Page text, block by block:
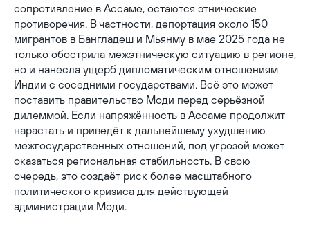
сопротивление в Ассаме, остаются этнические
противоречия. В частности, депортация около 150
мигрантов в Бангладеш и Мьянму в мае 2025 года не
только обострила межэтническую ситуацию в регионе,
но и нанесла ущерб дипломатическим отношениям
Индии с соседними государствами. Всё это может
поставить правительство Моди перед серьёзной
дилеммой. Если напряжённость в Ассаме продолжит
нарастать и приведёт к дальнейшему ухудшению
межгосударственных отношений, под угрозой может
оказаться региональная стабильность. В свою
очередь, это создаёт риск более масштабного
политического кризиса для действующей
администрации Моди.